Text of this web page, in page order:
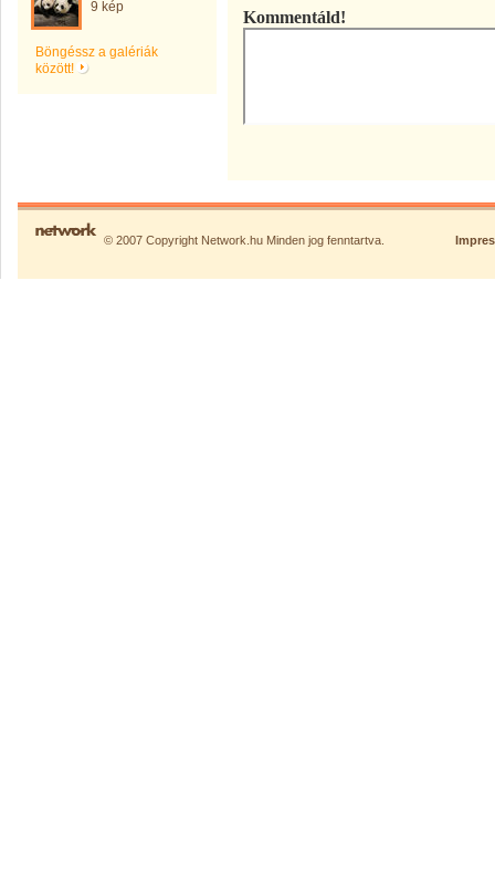
9 kép
Böngéssz a galériák
között!
Kommentáld!
© 2007 Copyright Network.hu Minden jog fenntartva.